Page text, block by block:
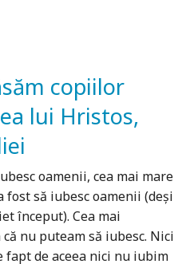
copiilor
lui Hristos,
oamenii, cea mai mare
fost să iubesc oamenii (deși
început). Cea mai
nu puteam să iubesc. Nici
fapt de aceea nici nu iubim